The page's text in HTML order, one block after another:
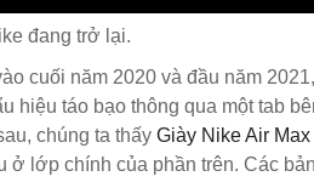
đang trở lại.
cuối năm 2020 và đầu năm
hiệu táo bạo thông qua một tab
chúng ta thấy Giày Nike Air Max
ở lớp chính của phần trên. Các